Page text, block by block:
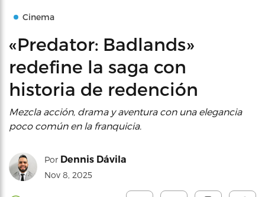
Cinema
«Predator: Badlands»
redefine la saga con
historia de redención
Mezcla acción, drama y aventura con una elegancia
poco común en la franquicia.
Por Dennis Dávila
Nov 8, 2025